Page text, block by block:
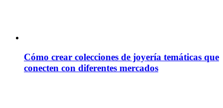
Cómo crear colecciones de joyería temáticas que
conecten con diferentes mercados